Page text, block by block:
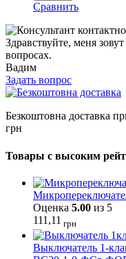
Сравнить
Здравствуйте, меня
вопросах.
Вадим
Задать вопрос
Безкоштовна доставка
грн
Товары с высоким
Оценка 5.00 из 5
111,11 грн
Выключатель 1-